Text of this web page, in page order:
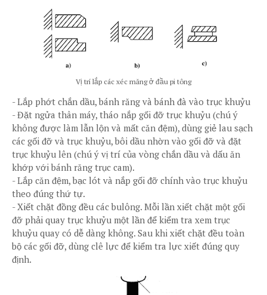
Vị trí lắp các xéc măng ở đầu pi tông
- Lắp phớt chắn dầu, bánh răng và bánh đà vào trục khuỷu
- Đặt ngửa thân máy, tháo nắp gối đỡ trục khuỷu (chú ý
không được làm lẫn lộn và mất căn đệm), dùng giẻ lau sạch
các gối đỡ và trục khuỷu, bôi dầu nhờn vào gối đỡ và đặt
trục khuỷu lên (chú ý vị trí của vòng chắn dầu và dấu ăn
khớp với bánh răng trục cam).
- Lắp căn đệm, bạc lót và nắp gối đỡ chính vào trục khuỷu
theo đúng thứ tự.
- Xiết chặt đồng đều các bulông. Mỗi lần xiết chặt một gối
đỡ phải quay trục khuỷu một lần để kiểm tra xem trục
khuỷu quay có dễ dàng không. Sau khi xiết chặt đều toàn
bộ các gối đỡ, dùng clê lực để kiểm tra lực xiết đúng quy
định.